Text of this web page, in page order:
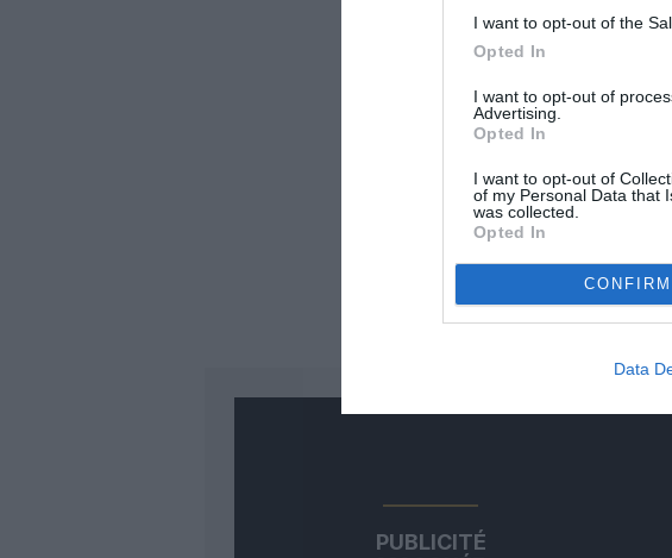
I want to opt-out of the
Opted In
I want to opt-out of
Advertising.
Opted In
I want to opt-out of
of my Personal Data that
was collected.
Opted In
CONFIRM
Data
PUBLICITÉ